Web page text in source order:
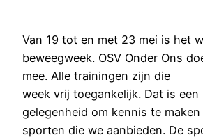
Van 19 tot en met 23 mei is het
beweegweek. OSV Onder Ons
mee. Alle trainingen zijn die
week vrij toegankelijk. Dat is een
gelegenheid om kennis te
sporten die we aanbieden. De